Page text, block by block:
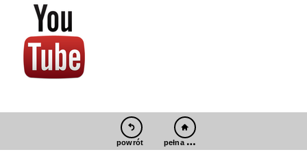
powrót pełna wersja